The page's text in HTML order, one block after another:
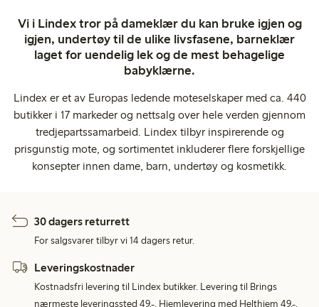
Vi i Lindex tror på dameklær du kan bruke igjen og
igjen, undertøy til de ulike livsfasene, barneklær
laget for uendelig lek og de mest behagelige
babyklærne.
Lindex er et av Europas ledende moteselskaper med ca. 440
butikker i 17 markeder og nettsalg over hele verden gjennom
tredjepartssamarbeid. Lindex tilbyr inspirerende og
prisgunstig mote, og sortimentet inkluderer flere forskjellige
konsepter innen dame, barn, undertøy og kosmetikk.
30 dagers returrett
For salgsvarer tilbyr vi 14 dagers retur.
Leveringskostnader
Kostnadsfri levering til Lindex butikker. Levering til Brings
nærmeste leveringssted 49,-. Hjemlevering med Helthjem 49,-.